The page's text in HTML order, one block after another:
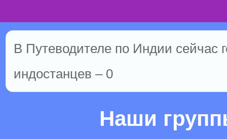
В Путеводителе по Индии сейчас
индостанцев – 0
Наши